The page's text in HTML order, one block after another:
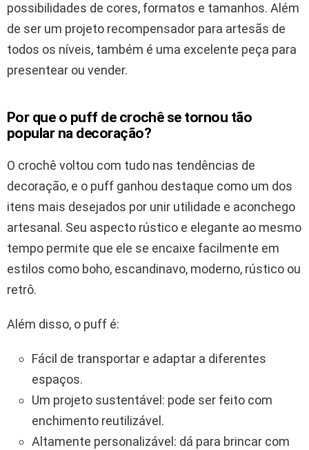
possibilidades de cores, formatos e tamanhos. Além
de ser um projeto recompensador para artesãs de
todos os níveis, também é uma excelente peça para
presentear ou vender.
Por que o puff de crochê se tornou tão
popular na decoração?
O crochê voltou com tudo nas tendências de
decoração, e o puff ganhou destaque como um dos
itens mais desejados por unir utilidade e aconchego
artesanal. Seu aspecto rústico e elegante ao mesmo
tempo permite que ele se encaixe facilmente em
estilos como boho, escandinavo, moderno, rústico ou
retrô.
Além disso, o puff é:
Fácil de transportar e adaptar a diferentes
espaços.
Um projeto sustentável: pode ser feito com
enchimento reutilizável.
Altamente personalizável: dá para brincar com